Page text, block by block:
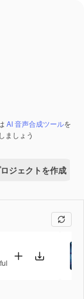
AI 音声合成ツールを
ましょう
ジェクトを作成